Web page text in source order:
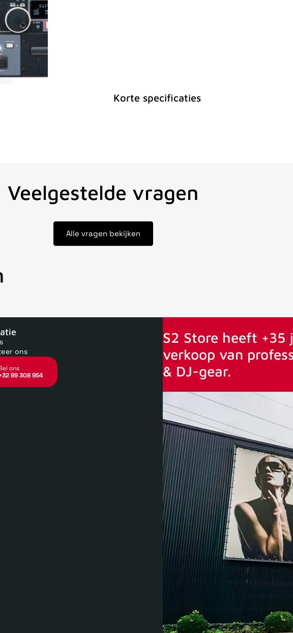
Korte specificaties
Veelgestelde vragen
Alle vragen bekijken
15uur besteld, zelfde dag verstuurd Echte winkel +35 jaar ervaring Vanaf 75€
ons
ons
89 308 954
S2 Store heeft +35
verkoop van
& DJ-gear.